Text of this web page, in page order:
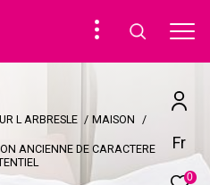
Fr
0
L ARBRESLE
MAISON
ANCIENNE DE CARACTERE